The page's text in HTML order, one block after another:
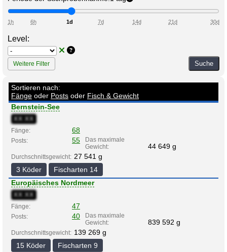
Sortieren nach:
Fänge oder Posts oder Fisch & Gewicht
Bernstein-See
XX:XX
Fänge:
68
Posts: 55
Das maximale
Gewicht:
44 649 g
Durchschnittsgewicht: 27 541 g
3 Köder
Fischarten 14
Europäisches Nordmeer
XX:XX
Fänge:
47
Posts: 40
Das maximale
Gewicht:
839 592 g
Durchschnittsgewicht: 139 269 g
15 Köder
Fischarten 9
1h 6h 1d 7d 14d 21d 30d
Level:
Weitere Filter Suche